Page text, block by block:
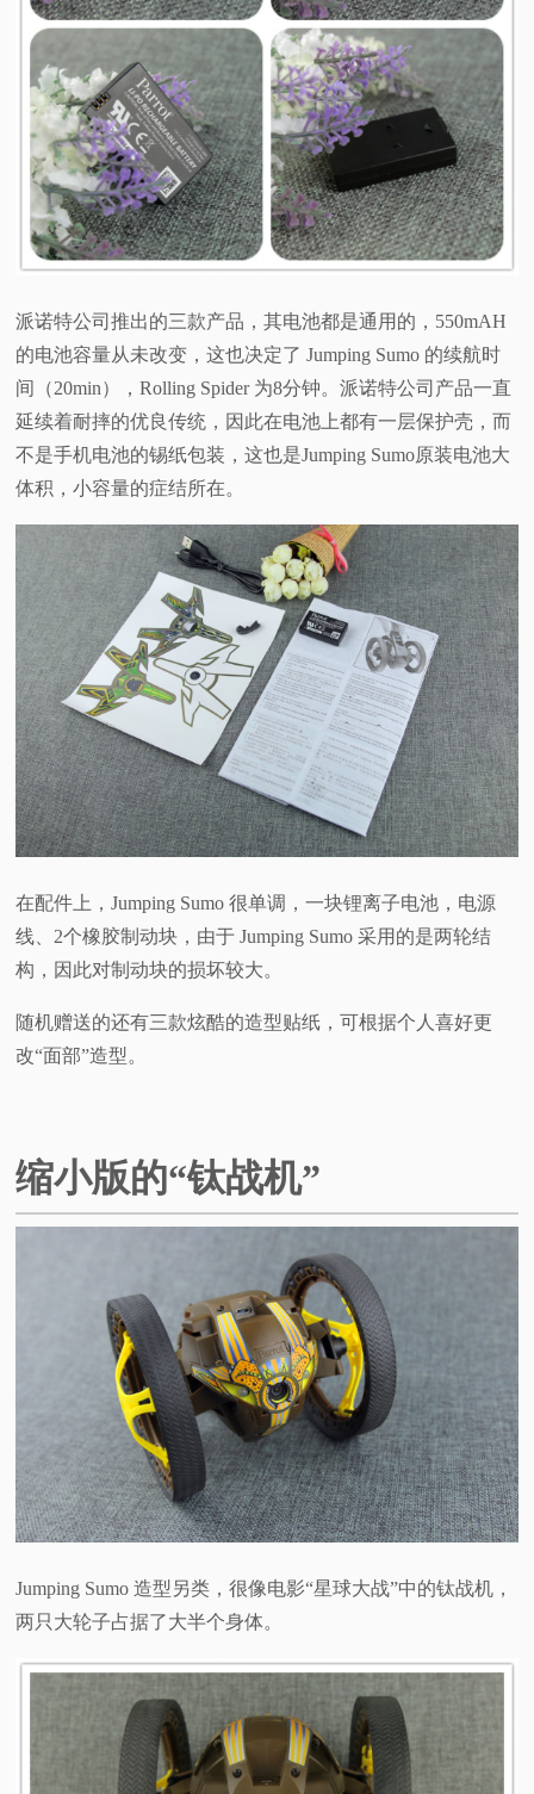
派诺特公司推出的三款产品，其电池都是通用的，550mAH
的电池容量从未改变，这也决定了 Jumping Sumo 的续航时
间（20min），Rolling Spider 为8分钟。派诺特公司产品一直
延续着耐摔的优良传统，因此在电池上都有一层保护壳，而
不是手机电池的锡纸包装，这也是Jumping Sumo原装电池大
体积，小容量的症结所在。
在配件上，Jumping Sumo 很单调，一块锂离子电池，电源
线、2个橡胶制动块，由于 Jumping Sumo 采用的是两轮结
构，因此对制动块的损坏较大。
随机赠送的还有三款炫酷的造型贴纸，可根据个人喜好更
改“面部”造型。
缩小版的“钛战机”
Jumping Sumo 造型另类，很像电影“星球大战”中的钛战机，
两只大轮子占据了大半个身体。